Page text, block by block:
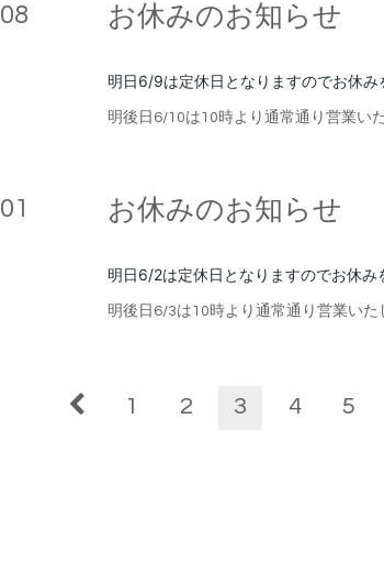
08 お休みのお知らせ
明日6/9は定休日となりますのでお休み
明後日6/10は10時より通常通り営業い
01 お休みのお知らせ
明日6/2は定休日となりますのでお休み
明後日6/3は10時より通常通り営業いた
1 2 3 4 5